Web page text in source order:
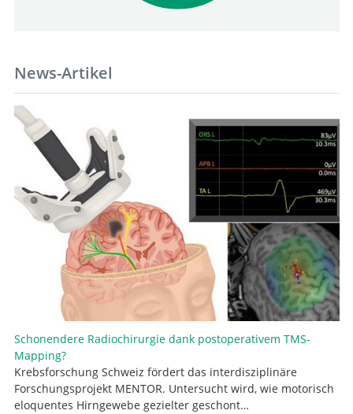
News-Artikel
Schonendere Radiochirurgie dank postoperativem TMS-
Mapping?
Krebsforschung Schweiz fördert das interdisziplinäre
Forschungsprojekt MENTOR. Untersucht wird, wie motorisch
eloquentes Hirngewebe gezielter geschont…